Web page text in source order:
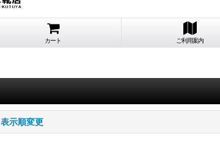
カート ご利用案内
表示順変更